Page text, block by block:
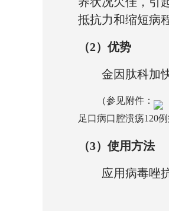
抵抗力和缩短病
（2）优势
金因肽科加
（参见附件：
足口病口腔溃疡120
（3）使用方法
应用病毒唑